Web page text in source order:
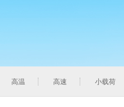
高温 高速 小载荷